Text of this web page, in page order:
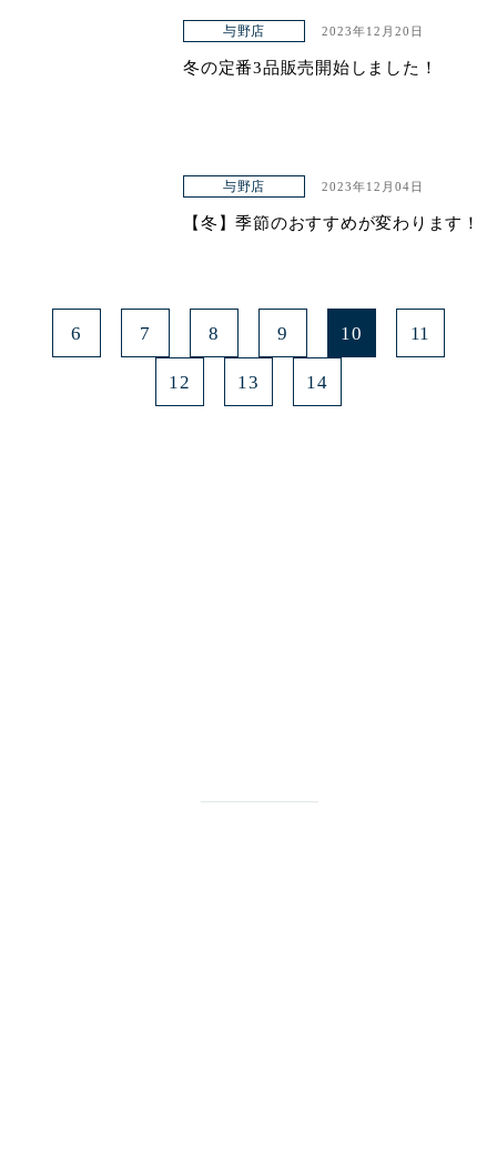
与野店 2023年12月20日
冬の定番3品販売開始しました！
与野店 2023年12月04日
【冬】季節のおすすめが変わります！
6 7 8 9 10 11
12 13 14